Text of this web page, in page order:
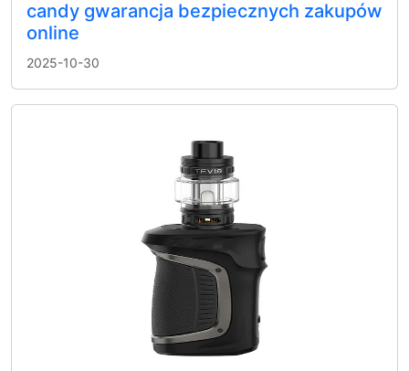
candy gwarancja bezpiecznych zakupów
online
2025-10-30